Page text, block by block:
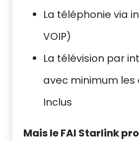
La téléphonie via
VOIP)
La télévision par
avec minimum les
Inclus
Mais le FAI Starlink